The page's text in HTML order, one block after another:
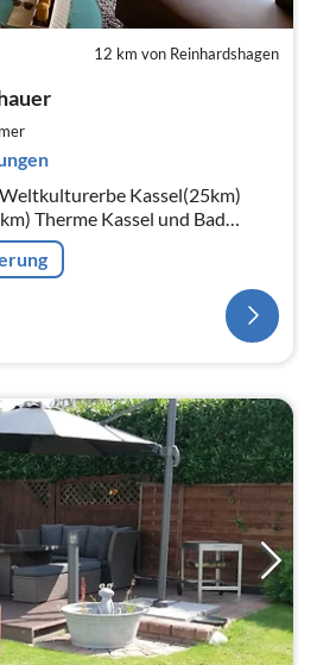
12 km von Reinhardshagen
Kassel(25km)
Therme Kassel und Bad
Märchenhafte Landschaft, auf
Grimm